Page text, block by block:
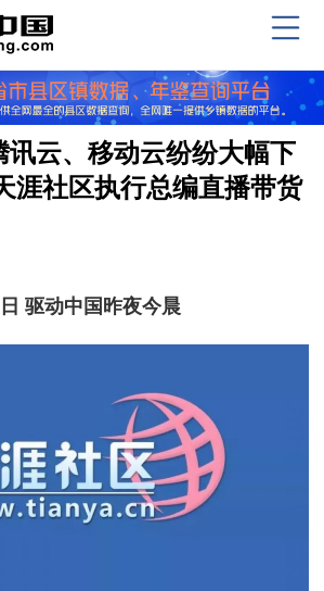
讯云、移动云纷纷大幅下
涯社区执行总编直播带货
驱动中国昨夜今晨